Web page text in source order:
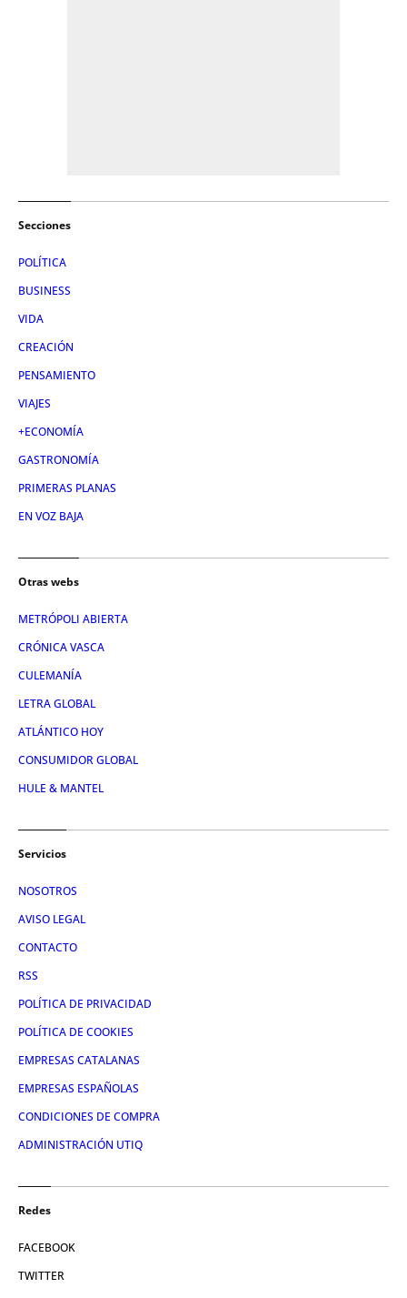
Secciones
POLÍTICA
BUSINESS
VIDA
CREACIÓN
PENSAMIENTO
VIAJES
+ECONOMÍA
GASTRONOMÍA
PRIMERAS PLANAS
EN VOZ BAJA
Otras webs
METRÓPOLI ABIERTA
CRÓNICA VASCA
CULEMANÍA
LETRA GLOBAL
ATLÁNTICO HOY
CONSUMIDOR GLOBAL
HULE & MANTEL
Servicios
NOSOTROS
AVISO LEGAL
CONTACTO
RSS
POLÍTICA DE PRIVACIDAD
POLÍTICA DE COOKIES
EMPRESAS CATALANAS
EMPRESAS ESPAÑOLAS
CONDICIONES DE COMPRA
ADMINISTRACIÓN UTIQ
Redes
FACEBOOK
TWITTER